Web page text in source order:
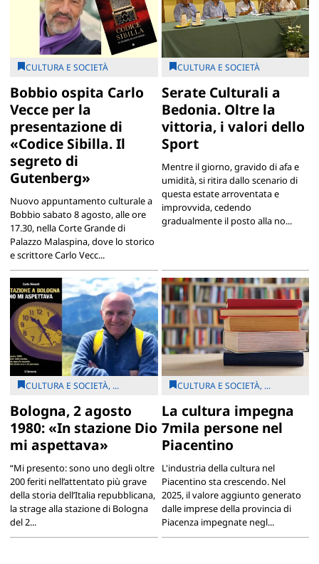
CULTURA E SOCIETÀ
Bobbio ospita Carlo
Vecce per la
presentazione di
«Codice Sibilla. Il
segreto di
Gutenberg»
Nuovo appuntamento culturale a
Bobbio sabato 8 agosto, alle ore
17.30, nella Corte Grande di
Palazzo Malaspina, dove lo storico
e scrittore Carlo Vecc...
CULTURA E SOCIETÀ
Serate Culturali a
Bedonia. Oltre la
vittoria, i valori dello
Sport
Mentre il giorno, gravido di afa e
umidità, si ritira dallo scenario di
questa estate arroventata e
improvvida, cedendo
gradualmente il posto alla no...
CULTURA E SOCIETÀ, ...
Bologna, 2 agosto
1980: «In stazione Dio
mi aspettava»
“Mi presento: sono uno degli oltre
200 feriti nell’attentato più grave
della storia dell’Italia repubblicana,
la strage alla stazione di Bologna
del 2...
CULTURA E SOCIETÀ, ...
La cultura impegna
7mila persone nel
Piacentino
L'industria della cultura nel
Piacentino sta crescendo. Nel
2025, il valore aggiunto generato
dalle imprese della provincia di
Piacenza impegnate negl...